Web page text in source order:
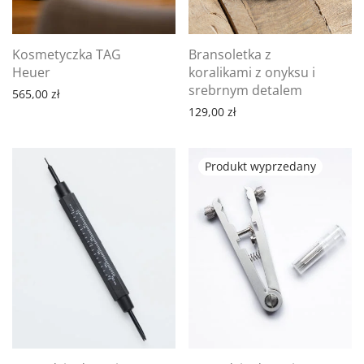
Kosmetyczka TAG
Heuer
565,00 zł
Bransoletka z
koralikami z onyksu i
srebrnym detalem
129,00 zł